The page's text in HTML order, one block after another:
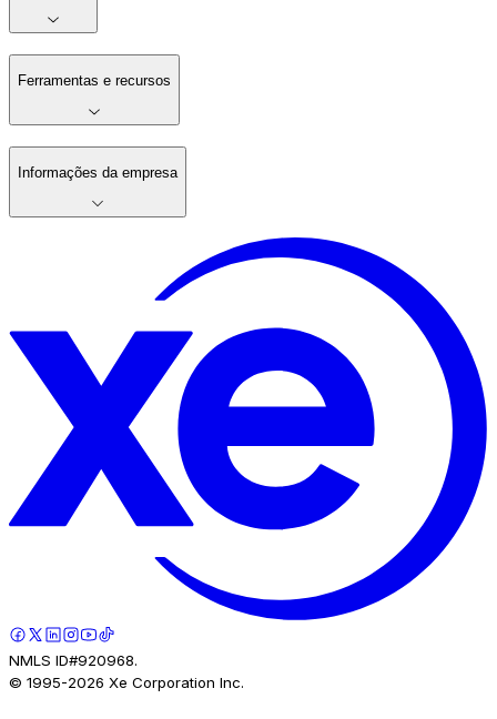
Ferramentas e recursos
Informações da empresa
NMLS ID#920968.
© 1995-2026 Xe Corporation Inc.